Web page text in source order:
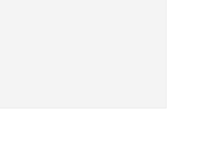
include storing, loading,
on computers directly or via
SOFTWARE, provided that you